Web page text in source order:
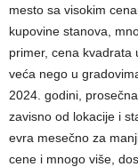
mesto sa visokim
kupovine stanova,
primer, cena kvadrata
veća nego u
2024. godini,
zavisno od lokacije i
evra mesečno za
cene i mnogo više,